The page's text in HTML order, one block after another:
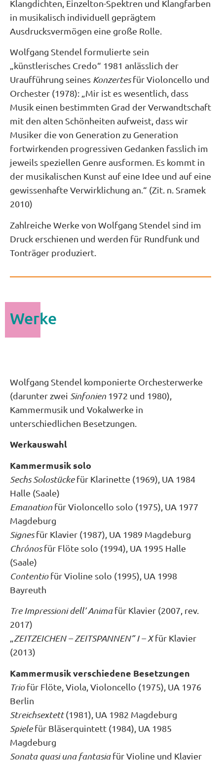
Klangdichten, Einzelton-Spektren und Klangfarben
in musikalisch individuell geprägtem
Ausdrucksvermögen eine große Rolle.
Wolfgang Stendel formulierte sein
„künstlerisches Credo“ 1981 anlässlich der
Uraufführung seines Konzertesfür Violoncello und
Orchester (1978): „Mir ist es wesentlich, dass
Musik einen bestimmten Grad der Verwandtschaft
mit den alten Schönheiten aufweist, dass wir
Musiker die von Generation zu Generation
fortwirkenden progressiven Gedanken fasslich im
jeweils speziellen Genre ausformen. Es kommt in
der musikalischen Kunst auf eine Idee und auf eine
gewissenhafte Verwirklichung an.“ (Zit. n. Sramek
2010)
Zahlreiche Werke von Wolfgang Stendel sind im
Druck erschienen und werden für Rundfunk und
Tonträger produziert.
Werke
Wolfgang Stendel komponierte Orchesterwerke
(darunter zwei Sinfonien 1972 und 1980),
Kammermusik und Vokalwerke in
unterschiedlichen Besetzungen.
Werkauswahl
Kammermusik solo
Sechs Solostückefür Klarinette (1969), UA 1984
Halle (Saale)
Emanation für Violoncello solo (1975), UA 1977
Magdeburg
Signesfür Klavier (1987), UA 1989 Magdeburg
Chrόnosfür Flöte solo (1994), UA 1995 Halle
(Saale)
Contentiofür Violine solo (1995), UA 1998
Bayreuth
Tre Impressioni dell’ Animafür Klavier (2007, rev.
2017)
„ZEITZEICHEN – ZEITSPANNEN” I – Xfür Klavier
(2013)
Kammermusik verschiedene Besetzungen
Triofür Flöte, Viola, Violoncello (1975), UA 1976
Berlin
Streichsextett(1981), UA 1982 Magdeburg
Spielefür Bläserquintett (1984), UA 1985
Magdeburg
Sonata quasi una fantasiafür Violine und Klavier